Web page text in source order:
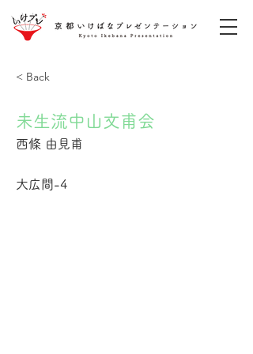
< Back
未生流中山文甫会
西條 由見甫
大広間-4